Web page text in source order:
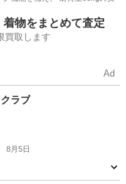
レーニング
着物をまとめて査定
買取します
Ad
ラブ
8月5日